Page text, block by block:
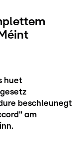
huet
beschleunegt
am